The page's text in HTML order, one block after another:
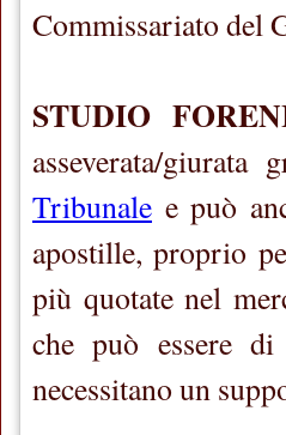
Commissariato del
STUDIO
asseverata/
Tribunale e può
apostille, proprio
più quotate nel
che può essere
necessitano un